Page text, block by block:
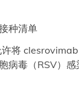
种清单
将
病毒（RSV）